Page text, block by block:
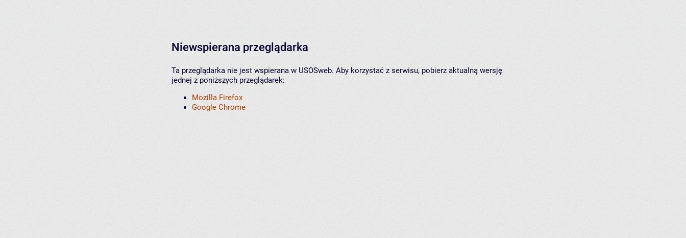
Niewspierana przeglądarka
Ta przeglądarka nie jest wspierana w USOSweb. Aby korzystać z serwisu, pobierz aktualną wersję
jednej z poniższych przeglądarek:
Mozilla Firefox
Google Chrome